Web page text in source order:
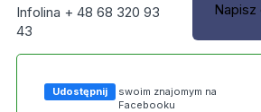
Infolina + 48 68 320 93
43
Udostępnij
swoim znajomym na
Facebooku